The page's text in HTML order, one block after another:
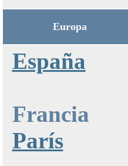
Europa
España
Francia
París